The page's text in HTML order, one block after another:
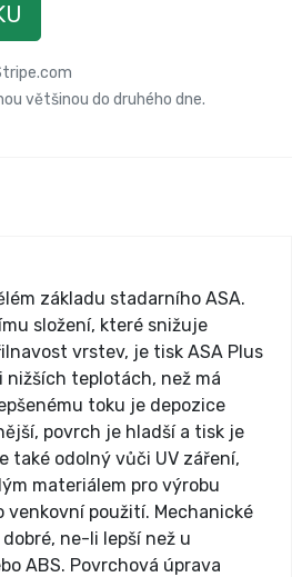
většinou do druhého dne.
základu stadarního ASA.
složení, které snižuje
vrstev, je tisk ASA Plus
nižších teplotách, než má
toku je depozice
povrch je hladší a tisk je
také odolný vůči UV záření,
materiálem pro výrobu
použití. Mechanické
ne-li lepší než u
ABS. Povrchová úprava